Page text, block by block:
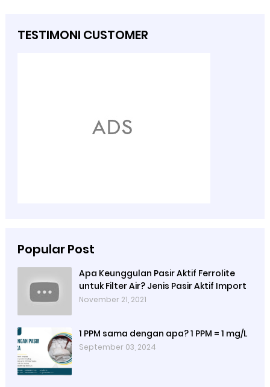
TESTIMONI CUSTOMER
Popular Post
Apa Keunggulan Pasir Aktif Ferrolite
untuk Filter Air? Jenis Pasir Aktif Import
November 21, 2021
1 PPM sama dengan apa? 1 PPM = 1 mg/L
September 03, 2024